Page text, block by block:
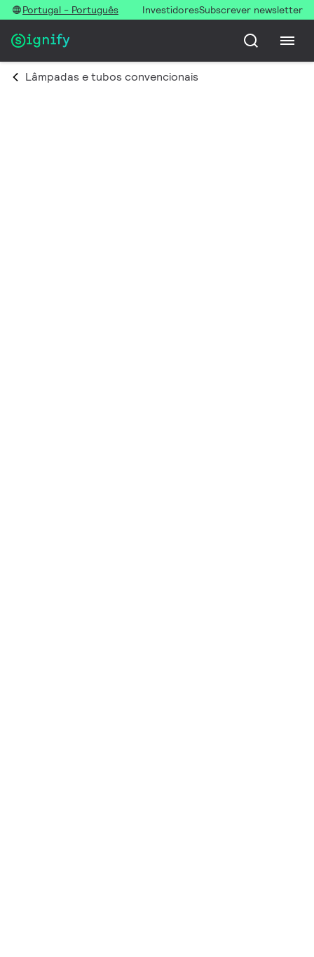
Portugal - Português InvestidoresSubscrever newsletter
Lâmpadas e tubos convencionais